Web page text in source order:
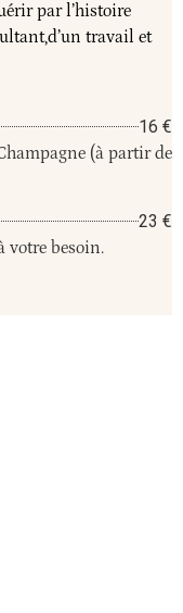
par l’histoire
travail et
16 €
(à partir de
23 €
votre besoin.